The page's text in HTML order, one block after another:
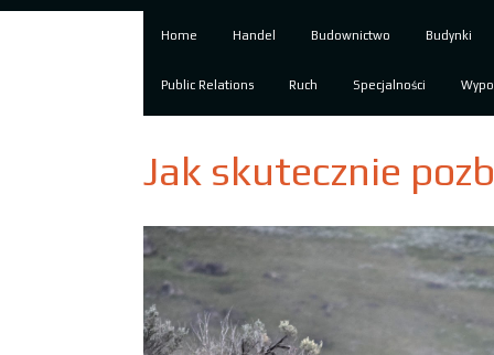
Home Handel Budownictwo Budynki
Public Relations Ruch Specjalności
Jak skutecznie